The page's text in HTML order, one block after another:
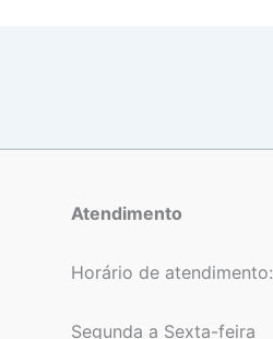
Atendimento
Horário de atendimento:
Segunda a Sexta-feira